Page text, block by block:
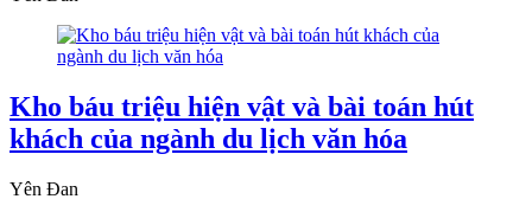
Kho báu triệu hiện vật và bài toán hút
khách của ngành du lịch văn hóa
Yên Đan